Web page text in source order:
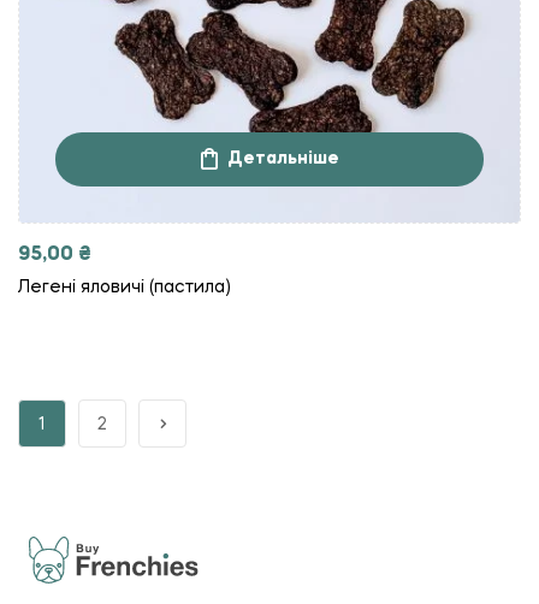
Детальніше
95,00 ₴
Легені яловичі (пастила)
1 2